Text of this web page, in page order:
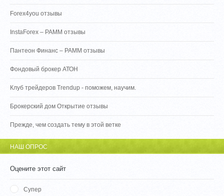
Forex4you отзывы
InstaForex – PAMM отзывы
Пантеон Финанс – PAMM отзывы
Фондовый брокер АТОН
Клуб трейдеров Trendup - поможем, научим.
Брокерский дом Открытие отзывы
Прежде, чем создать тему в этой ветке
НАШ ОПРОС
Оцените этот сайт
Супер